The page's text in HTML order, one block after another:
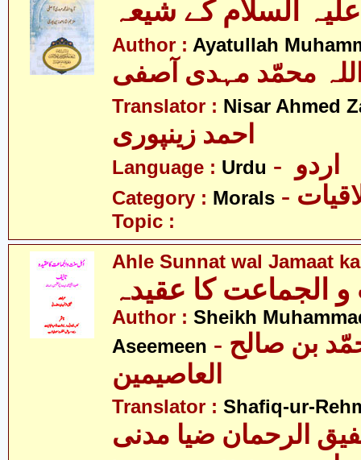
Author : Ayatullah
محمّد مہدی آصفی
Translator : Nisar Ahmed
احمد زینپوری
Language : Urdu
Category : Morals
Topic :
Ahle Sunnat wal Jamaat
الجماعت کا عقیدہ
Author : Sheikh
Aseemeen - شیخ محمّد بن صالح
العاصیمین
Translator : Shafiq-ur-